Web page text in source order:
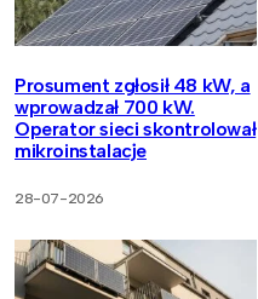
Prosument zgłosił 48 kW, a
wprowadzał 700 kW.
Operator sieci skontrolował
mikroinstalacje
28-07-2026